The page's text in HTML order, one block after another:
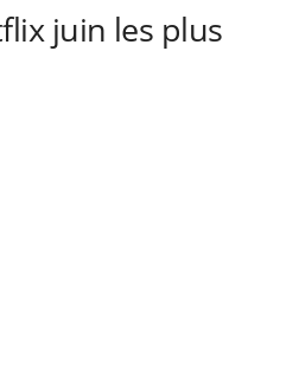
juin les plus